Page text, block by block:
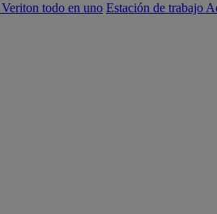
todo en uno Estación de trabajo